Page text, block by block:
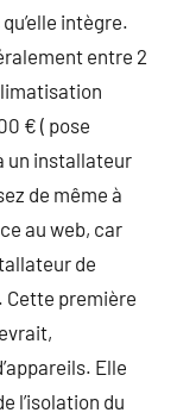
intègre.
entre 2
€ ( pose
un installateur
de même à
au web, car
de
Cette première
Elle
l’isolation du